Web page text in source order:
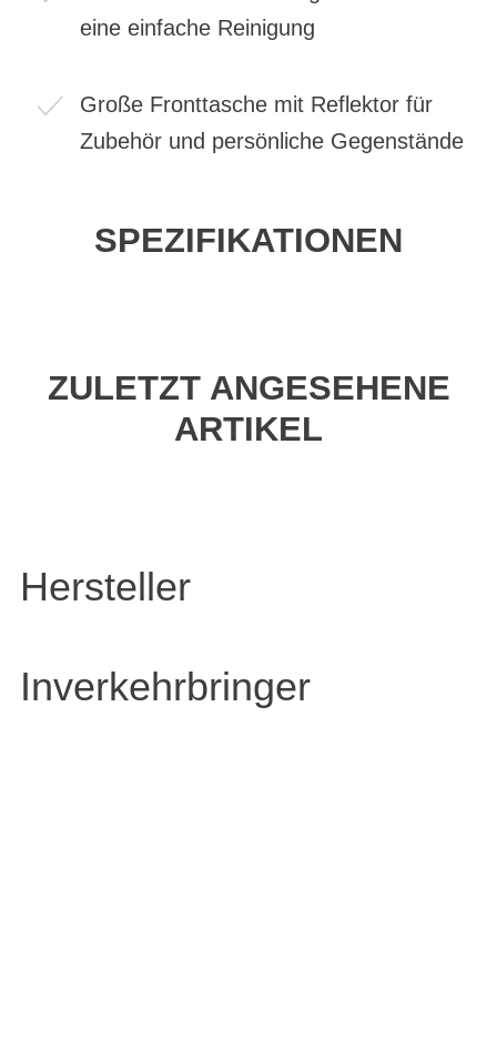
eine einfache Reinigung
Große Fronttasche mit Reflektor für
Zubehör und persönliche Gegenstände
SPEZIFIKATIONEN
ZULETZT ANGESEHENE
ARTIKEL
Hersteller
Inverkehrbringer